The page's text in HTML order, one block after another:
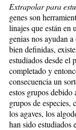
Extrapolar para
genes son
linajes que están
ge­nias nos ayudan
bien definidas,
es­tu­diados desde el
completado y
consecuencia un
estos grupos debido
grupos de especies,
los aga­ves, los
han sido es­tudiados